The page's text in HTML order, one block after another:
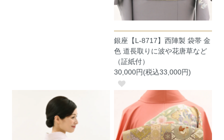
銀座【L-8717】西陣製 袋帯 金
色 道長取りに波や花唐草など
（証紙付）
30,000円(税込33,000円)